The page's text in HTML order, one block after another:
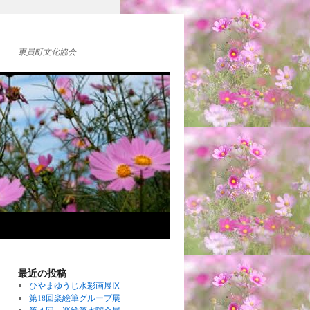
東員町文化協会
最近の投稿
ひやまゆうじ水彩画展Ⅸ
第18回楽絵筆グループ展